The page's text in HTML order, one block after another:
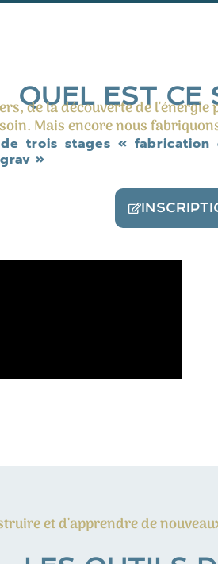
QUEL EST CE
de la découverte de
Mais encore nous
trois stages «
»
et d'apprendre de